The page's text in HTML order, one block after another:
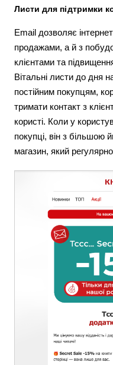
Листи для підтримки
Email дозволяє
продажами, а й з
клієнтами та
Вітальні листи до дня
постійним покупцям,
тримати контакт з
користі. Коли у
покупці, він з більшою
магазин, який